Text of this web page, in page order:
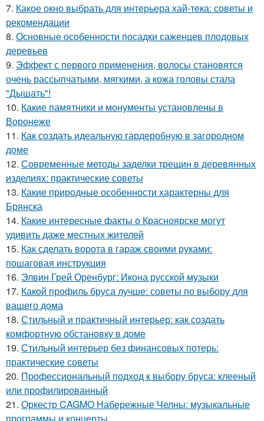
7. Какое окно выбрать для интерьера хай-тека: советы и
рекомендации
8. Основные особенности посадки саженцев плодовых
деревьев
9. Эффект с первого применения, волосы становятся
очень рассыпчатыми, мягкими, а кожа головы стала
"Дышать"!
10. Какие памятники и монументы установлены в
Воронеже
11. Как создать идеальную гардеробную в загородном
доме
12. Современные методы заделки трещин в деревянных
изделиях: практические советы
13. Какие природные особенности характерны для
Брянска
14. Какие интересные факты о Красноярске могут
удивить даже местных жителей
15. Как сделать ворота в гараж своими руками:
пошаговая инструкция
16. Элвин Грей Оренбург: Икона русской музыки
17. Какой профиль бруса лучше: советы по выбору для
вашего дома
18. Стильный и практичный интерьер: как создать
комфортную обстановку в доме
19. Стильный интерьер без финансовых потерь:
практические советы
20. Профессиональный подход к выбору бруса: клееный
или профилированный
21. Оркестр CAGMO Набережные Челны: музыкальные